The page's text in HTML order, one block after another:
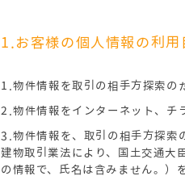
1.お客様の個人情報の利用
1.物件情報を取引の相手方探索の
2.物件情報をインターネット、チ
3.物件情報を、取引の相手方探索
建物取引業法により、国土交通大
の情報で、氏名は含みません。）